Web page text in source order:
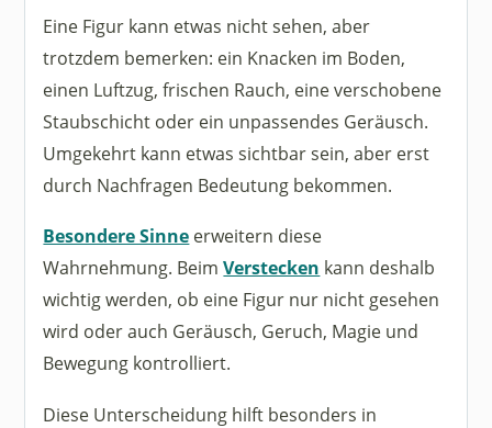
Eine Figur kann etwas nicht sehen, aber
trotzdem bemerken: ein Knacken im Boden,
einen Luftzug, frischen Rauch, eine verschobene
Staubschicht oder ein unpassendes Geräusch.
Umgekehrt kann etwas sichtbar sein, aber erst
durch Nachfragen Bedeutung bekommen.
Besondere Sinne erweitern diese
Wahrnehmung. BeimVerstecken kann deshalb
wichtig werden, ob eine Figur nur nicht gesehen
wird oder auch Geräusch, Geruch, Magie und
Bewegung kontrolliert.
Diese Unterscheidung hilft besonders in